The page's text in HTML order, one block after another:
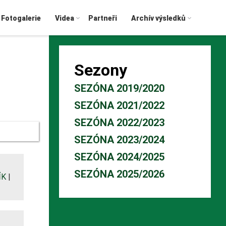
Fotogalerie Videa Partneři Archív výsledků
|
Sezony
SEZÓNA 2019/2020
SEZÓNA 2021/2022
SEZÓNA 2022/2023
SEZÓNA 2023/2024
SEZÓNA 2024/2025
SEZÓNA 2025/2026